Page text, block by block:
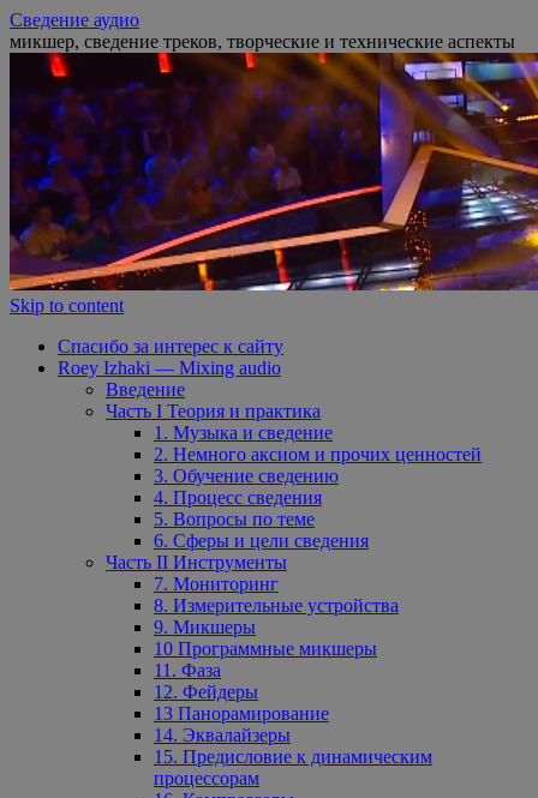
Сведение аудио
микшер, сведение треков, творческие и технические аспекты
Skip to content
Спасибо за интерес к сайту
Roey Izhaki — Mixing audio
Введение
Часть I Теория и практика
1. Музыка и сведение
2. Немного аксиом и прочих ценностей
3. Обучение сведению
4. Процесс сведения
5. Вопросы по теме
6. Сферы и цели сведения
Часть II Инструменты
7. Мониторинг
8. Измерительные устройства
9. Микшеры
10 Программные микшеры
11. Фаза
12. Фейдеры
13 Панорамирование
14. Эквалайзеры
15. Предисловие к динамическим
процессорам